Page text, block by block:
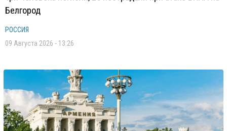
Белгород
РОССИЯ
09 Августа 2026 - 13:26